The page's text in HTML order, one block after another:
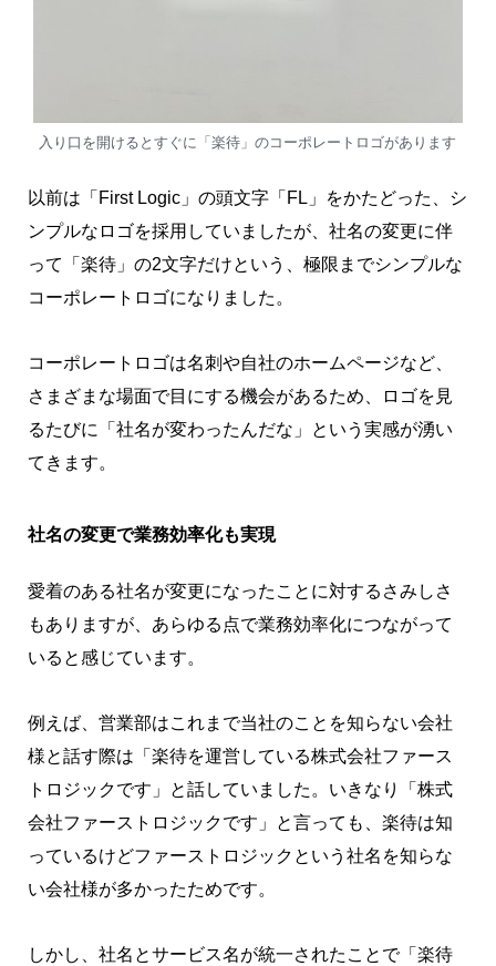
入り口を開けるとすぐに「楽待」のコーポレートロゴがあります
以前は「First Logic」の頭文字「FL」をかたどった、シ
ンプルなロゴを採用していましたが、社名の変更に伴
って「楽待」の2文字だけという、極限までシンプルな
コーポレートロゴになりました。
コーポレートロゴは名刺や自社のホームページなど、
さまざまな場面で目にする機会があるため、ロゴを見
るたびに「社名が変わったんだな」という実感が湧い
てきます。
社名の変更で業務効率化も実現
愛着のある社名が変更になったことに対するさみしさ
もありますが、あらゆる点で業務効率化につながって
いると感じています。
例えば、営業部はこれまで当社のことを知らない会社
様と話す際は「楽待を運営している株式会社ファース
トロジックです」と話していました。いきなり「株式
会社ファーストロジックです」と言っても、楽待は知
っているけどファーストロジックという社名を知らな
い会社様が多かったためです。
しかし、社名とサービス名が統一されたことで「楽待